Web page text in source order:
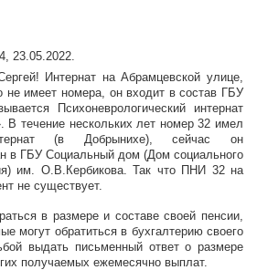
23.05.2022.
Интернат на Абрамцевской улице,
не имеет номера, он входит в состав ГБУ
Психоневрологический интернат
течение нескольких лет номер 32 имел
(в Добрынихе), сейчас он
в ГБУ Социальный дом (Дом социального
им. О.В.Кербикова. Так что ПНИ 32 на
не существует.
в размере и составе своей пенсии,
могут обратиться в бухгалтерию своего
выдать письменный ответ о размере
получаемых ежемесячно выплат.